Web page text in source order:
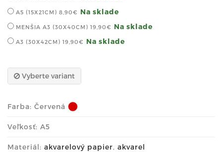
A5 (15X21CM) 8,90€ Na sklade
MENŠIA A3 (30X40CM) 19,90€ Na sklade
A3 (30X42CM) 19,90€ Na sklade
Vyberte variant
Farba: Červená
Veľkosť: A5
Materiál: akvarelový papier, akvarel